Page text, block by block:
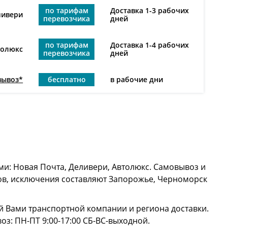
по тарифам
перевозчика
Доставка 1-3 рабочих
дней
по тарифам
перевозчика
Доставка 1-4 рабочих
дней
бесплатно в рабочие дни
Новая Почта, Деливери, Автолюкс. Самовывоз и
исключения составляют Запорожье, Черноморск
Вами транспортной компании и региона доставки.
ПН-ПТ 9:00-17:00 СБ-ВС-выходной.